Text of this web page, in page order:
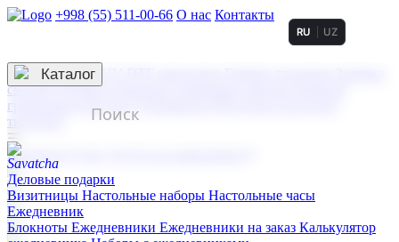
+998 (55) 511-00-66 О нас Контакты
3D гравировка
смолой (Doming)
гравировка твердая
тиснение
RU UZ
☰
Контакты
Каталог
Деловые подарки
Визитницы Настольные наборы Настольные часы
Ежедневник
Блокноты Ежедневники Ежедневники на заказ Калькулятор